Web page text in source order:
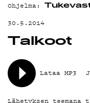
G LIVELAB
Ohjelma:
30.5.2014
Talkoot
Lataa MP3
Lähetyksen